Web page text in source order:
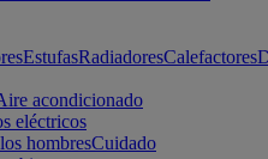
EstufasRadiadoresCalefactores
acondicionado
eléctricos
hombresCuidado